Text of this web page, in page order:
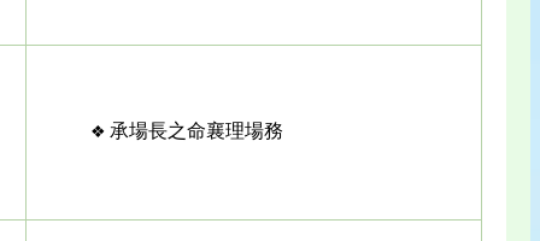
承場長之命襄理場務